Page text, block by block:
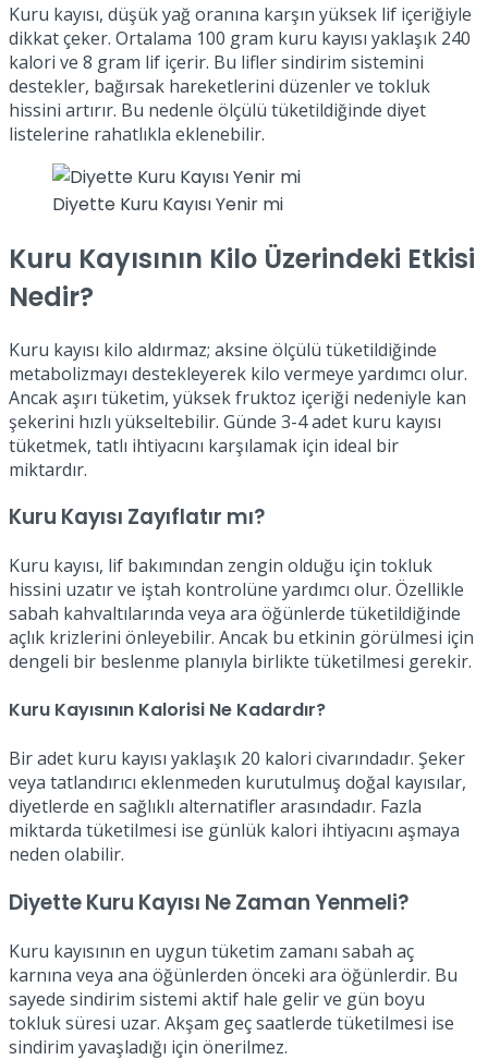
Kuru kayısı, düşük yağ oranına karşın yüksek lif içeriğiyle
dikkat çeker. Ortalama 100 gram kuru kayısı yaklaşık 240
kalori ve 8 gram lif içerir. Bu lifler sindirim sistemini
destekler, bağırsak hareketlerini düzenler ve tokluk
hissini artırır. Bu nedenle ölçülü tüketildiğinde diyet
listelerine rahatlıkla eklenebilir.
Diyette Kuru Kayısı Yenir mi
Kuru Kayısının Kilo Üzerindeki Etkisi
Nedir?
Kuru kayısı kilo aldırmaz; aksine ölçülü tüketildiğinde
metabolizmayı destekleyerek kilo vermeye yardımcı olur.
Ancak aşırı tüketim, yüksek fruktoz içeriği nedeniyle kan
şekerini hızlı yükseltebilir. Günde 3-4 adet kuru kayısı
tüketmek, tatlı ihtiyacını karşılamak için ideal bir
miktardır.
Kuru Kayısı Zayıflatır mı?
Kuru kayısı, lif bakımından zengin olduğu için tokluk
hissini uzatır ve iştah kontrolüne yardımcı olur. Özellikle
sabah kahvaltılarında veya ara öğünlerde tüketildiğinde
açlık krizlerini önleyebilir. Ancak bu etkinin görülmesi için
dengeli bir beslenme planıyla birlikte tüketilmesi gerekir.
Kuru Kayısının Kalorisi Ne Kadardır?
Bir adet kuru kayısı yaklaşık 20 kalori civarındadır. Şeker
veya tatlandırıcı eklenmeden kurutulmuş doğal kayısılar,
diyetlerde en sağlıklı alternatifler arasındadır. Fazla
miktarda tüketilmesi ise günlük kalori ihtiyacını aşmaya
neden olabilir.
Diyette Kuru Kayısı Ne Zaman Yenmeli?
Kuru kayısının en uygun tüketim zamanı sabah aç
karnına veya ana öğünlerden önceki ara öğünlerdir. Bu
sayede sindirim sistemi aktif hale gelir ve gün boyu
tokluk süresi uzar. Akşam geç saatlerde tüketilmesi ise
sindirim yavaşladığı için önerilmez.